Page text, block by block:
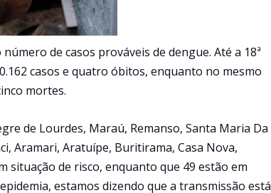
de casos prováveis de dengue. Até a 18ª
casos e quatro óbitos, enquanto no mesmo
mortes.
de Lourdes, Maraú, Remanso, Santa Maria Da
Aramari, Aratuípe, Buritirama, Casa Nova,
situação de risco, enquanto que 49 estão em
estamos dizendo que a transmissão está